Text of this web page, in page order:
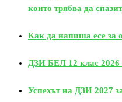
които трябва да
Как да напиша есе за
ДЗИ БЕЛ 12 клас 2026
Успехът на ДЗИ 2027